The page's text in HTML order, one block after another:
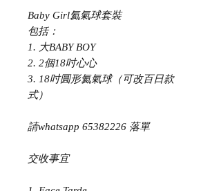
Baby Girl氦氣球套裝
包括：
1. 大BABY BOY
2. 2個18吋心心
3. 18吋圓形氦氣球（可改百日款
式）
請whatsapp 65382226 落單
交收事宜